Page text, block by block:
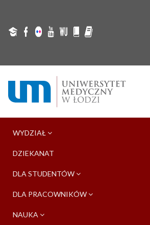
WYDZIAŁ
DZIEKANAT
DLA STUDENTÓW
DLA PRACOWNIKÓW
NAUKA